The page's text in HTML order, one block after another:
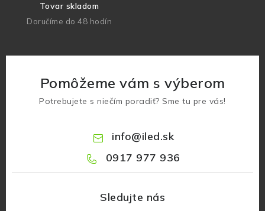
Tovar skladom
Doručíme do 48 hodín
Pomôžeme vám s výberom
Potrebujete s niečím poradiť? Sme tu pre vás!
info@iled.sk
0917 977 936